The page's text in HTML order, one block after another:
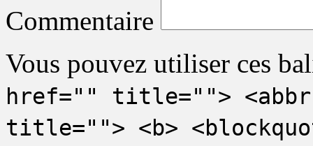
Commentaire
Vous pouvez utiliser ces
href="" title="">
title=""> <b>